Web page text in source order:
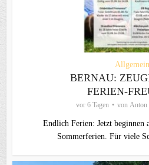
Allgemein
BERNAU:
FERIEN-
vor 6 Tagen von Anton
Endlich Ferien: Jetzt beginnen
Sommerferien. Für viele